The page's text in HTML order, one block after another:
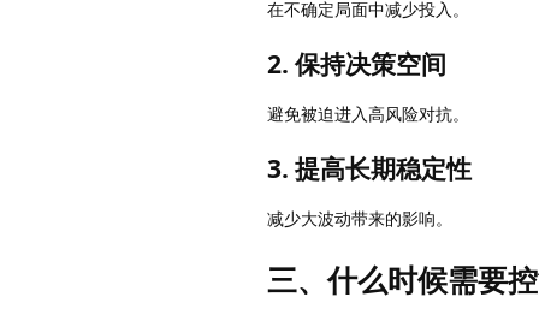
在不确定局面中减少投入。
2. 保持决策空间
避免被迫进入高风险对抗。
3. 提高长期稳定性
减少大波动带来的影响。
三、什么时候需要